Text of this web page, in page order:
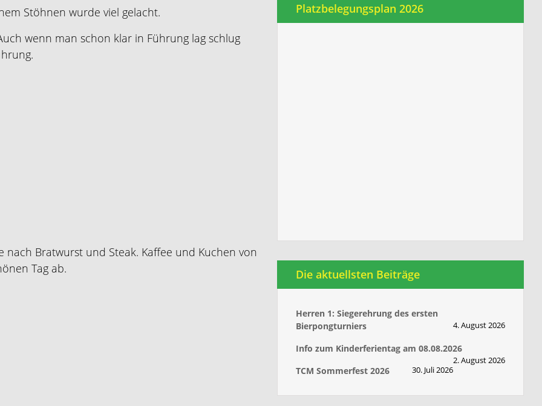
Stöhnen wurde viel gelacht.
wenn man schon klar in Führung lag schlug
Bratwurst und Steak. Kaffee und Kuchen von
Tag ab.
Platzbelegungsplan 2026
Die aktuellsten Beiträge
Herren 1: Siegerehrung des ersten
Bierpongturniers
4. August 2026
Info zum Kinderferientag am 08.08.2026
2. August 2026
TCM Sommerfest 2026 30. Juli 2026